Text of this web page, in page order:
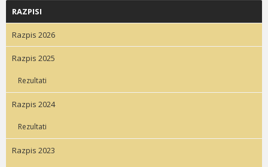
RAZPISI
Razpis 2026
Razpis 2025
Rezultati
Razpis 2024
Rezultati
Razpis 2023